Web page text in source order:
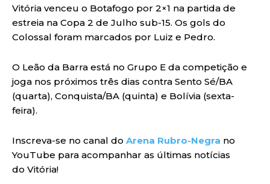
Vitória venceu o Botafogo por 2×1 na partida de
estreia na Copa 2 de Julho sub-15. Os gols do
Colossal foram marcados por Luiz e Pedro.
O Leão da Barra está no Grupo E da competição e
joga nos próximos três dias contra Sento Sé/BA
(quarta), Conquista/BA (quinta) e Bolívia (sexta-
feira).
Inscreva-se no canal do Arena Rubro-Negra no
YouTube para acompanhar as últimas notícias
do Vitória!